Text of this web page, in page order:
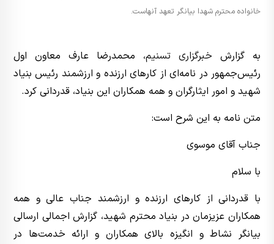
خانواده محترم شهدا بیانگر تعهد آنهاست.
به گزارش خبرگزاری تسنیم، محمدرضا عارف معاون اول
رئیس‌جمهور در نامه‌ای از کار‌های ارزنده و ارزشمند رئیس بنیاد
شهید و امور ایثارگران و همه همکاران این بنیاد، قدردانی کرد.
متن نامه به این شرح است:
جناب آقای موسوی
با سلام
با قدردانی از کار‌های ارزنده و ارزشمند جناب عالی و همه
همکاران عزیزمان در بنیاد محترم شهید، گزارش اجمالی ارسالی
بیانگر نشاط و انگیزه بالای همکاران و ارائه خدمت‌ها در